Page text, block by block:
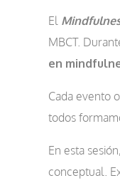
El
MBCT.
en
Cada evento
todos
En esta
conceptual.